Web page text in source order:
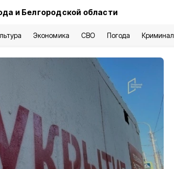
и Белгородской области
Экономика СВО Погода Криминал